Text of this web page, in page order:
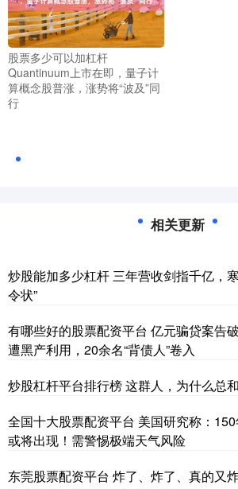
股票多少可以加杠杆
Quantinuum上市在即，量子计
算概念股普涨，涨势将“波及”同
行
相关更新
炒股能加多少杠杆 三年营收剑指千亿，
令状”
有哪些好的股票配资平台 亿元骗贷案告
遭黑产利用，20余名“背债人”卷入
炒股杠杆平台排行榜 这群人，为什么总
全国十大股票配资平台 美国研究称：
或将出现！需警惕极端天气风险
东莞股票配资平台 炸了、炸了、真的又